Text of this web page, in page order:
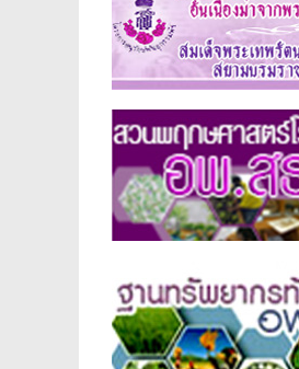
ท่า
โพธิ์
ศรี
พิทยา
มารยาท
นัก
พฤกษศาสตร์
น้อย